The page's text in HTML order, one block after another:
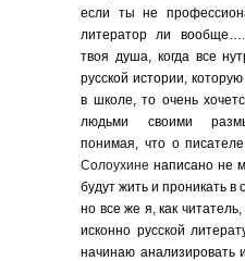
если ты не
литератор ли
твоя душа, когда все
русской истории,
в школе, то очень
людьми своими
понимая, что о писателе
Солоухине написано не
будут жить и проникать в
но все же я, как
исконно русской
начинаю анализировать